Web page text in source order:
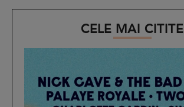
CELE MAI CITITE